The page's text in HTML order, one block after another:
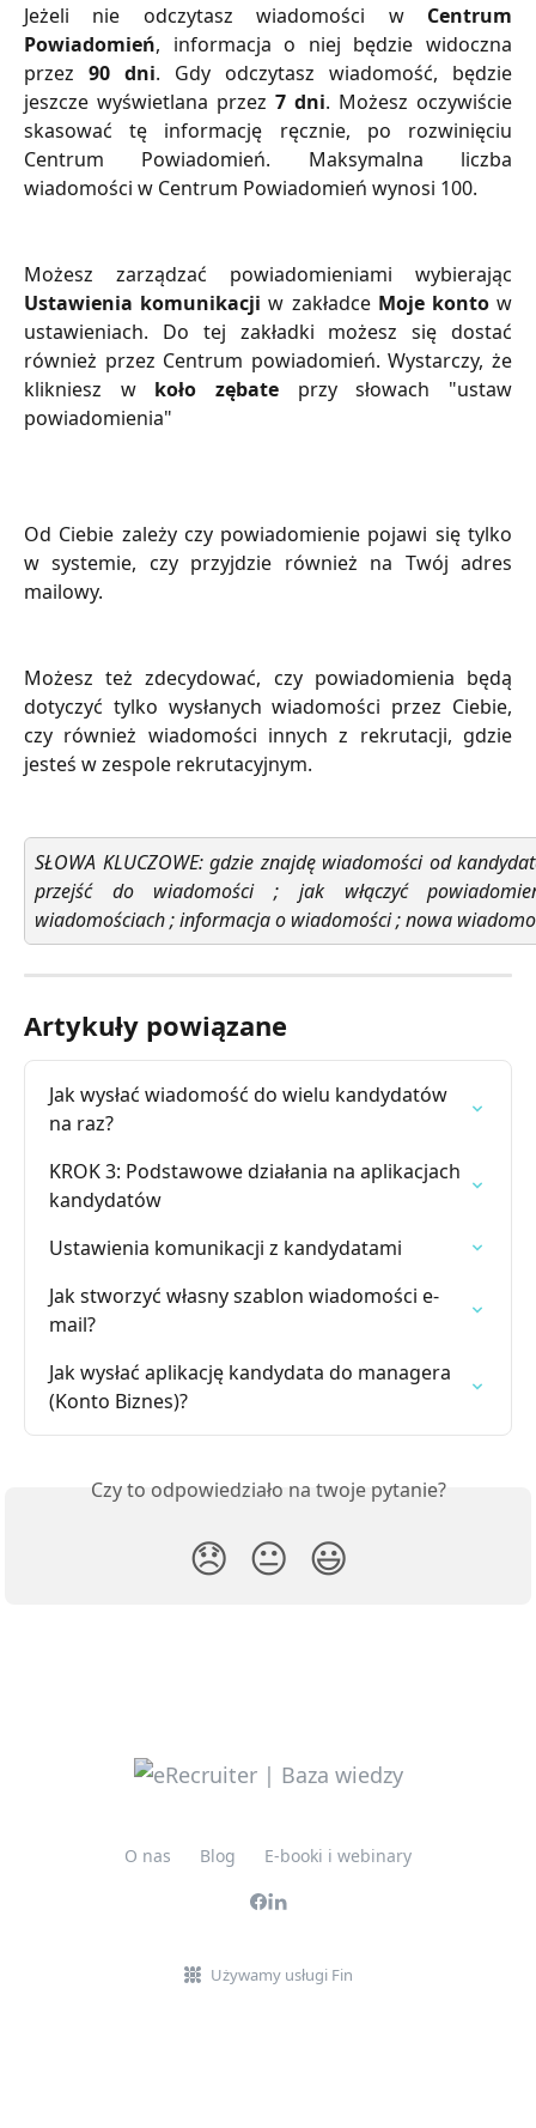
Jeżeli nie odczytasz wiadomości w Centrum
Powiadomień, informacja o niej będzie widoczna
przez 90 dni. Gdy odczytasz wiadomość, będzie
jeszcze wyświetlana przez 7 dni. Możesz oczywiście
skasować tę informację ręcznie, po rozwinięciu
Centrum Powiadomień. Maksymalna liczba
wiadomości w Centrum Powiadomień wynosi 100.
Możesz zarządzać powiadomieniami wybierając
Ustawienia komunikacji w zakładce Moje kontow
ustawieniach. Do tej zakładki możesz się dostać
również przez Centrum powiadomień. Wystarczy, że
klikniesz w koło zębate przy słowach "ustaw
powiadomienia"
Od Ciebie zależy czy powiadomienie pojawi się tylko
w systemie, czy przyjdzie również na Twój adres
mailowy.
Możesz też zdecydować, czy powiadomienia będą
dotyczyć tylko wysłanych wiadomości przez Ciebie,
czy również wiadomości innych z rekrutacji, gdzie
jesteś w zespole rekrutacyjnym.
SŁOWA KLUCZOWE: gdzie znajdę wiadomości od
przejść do wiadomości ; jak włączyć
wiadomościach ; informacja o wiadomości ; nowa
Artykuły powiązane
Jak wysłać wiadomość do wielu kandydatów
na raz?
KROK 3: Podstawowe działania na aplikacjach
kandydatów
Ustawienia komunikacji z kandydatami
Jak stworzyć własny szablon wiadomości e-
mail?
Jak wysłać aplikację kandydata do managera
(Konto Biznes)?
Czy to odpowiedziało na twoje pytanie?
😞 😐 😃
O nas Blog E-booki i webinary
Używamy usługi Fin